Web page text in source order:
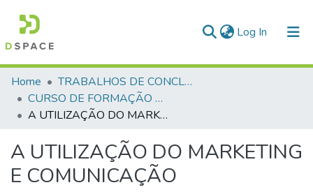
Log In (current)
Communities & Collections
All of DSpace
Home
TRABALHOS DE CONCLUSÃO DE CURSO - CFO (CURSO DE FORMAÇÃO DE OFICIAIS)
CURSO DE FORMAÇÃO DE OFICIAIS - 42ª TURMA CFO – ASPIRANTES - 2015
A UTILIZAÇÃO DO MARKETING E COMUNICAÇÃO INSTITUCIONAL VIA INTERNET EM BENEFÍCIO DA POLÍCIA MILITAR
A UTILIZAÇÃO DO MARKETING
E COMUNICAÇÃO